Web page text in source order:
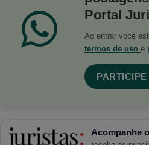
Portal
Ao entrar você
termos de uso e
Acompanhe